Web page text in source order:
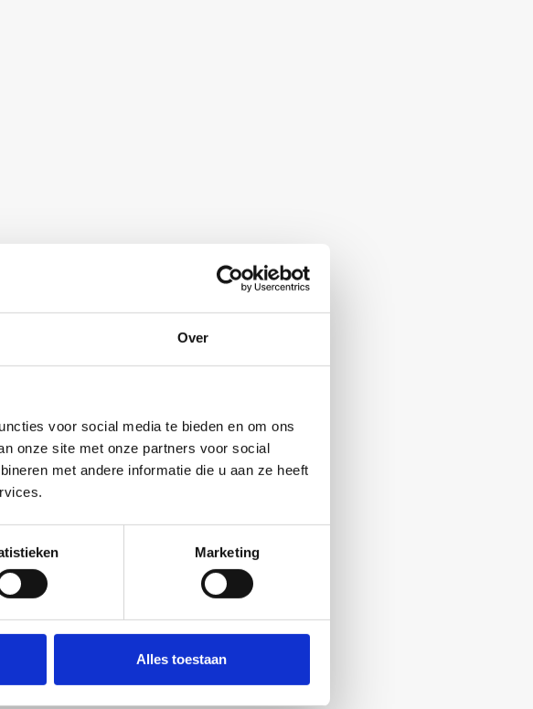
Over
voor social media te bieden en om ons
onze site met onze partners voor social
met andere informatie die u aan ze heeft
Marketing
Alles toestaan